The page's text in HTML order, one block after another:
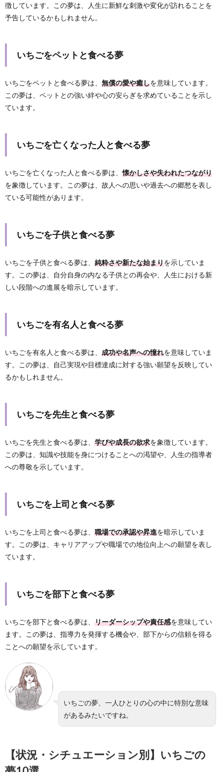
徴しています。この夢は、人生に新鮮な刺激や変化が訪れることを
予告しているかもしれません。
いちごをペットと食べる夢
いちごをペットと食べる夢は、 無償の愛や癒しを意味しています。
この夢は、ペットとの強い絆や心の安らぎを求めていることを示し
ています。
いちごを亡くなった人と食べる夢
いちごを亡くなった人と食べる夢は、懐かしさや失われたつながり
を象徴しています。この夢は、故人への思いや過去への郷愁を表し
ている可能性があります。
いちごを子供と食べる夢
いちごを子供と食べる夢は、 純粋さや新たな始まりを示していま
す。この夢は、自分自身の内なる子供との再会や、人生における新
しい段階への進展を暗示しています。
いちごを有名人と食べる夢
いちごを有名人と食べる夢は、 成功や名声への憧れを意味していま
す。この夢は、自己実現や目標達成に対する強い願望を反映してい
るかもしれません。
いちごを先生と食べる夢
いちごを先生と食べる夢は、 学びや成長の欲求を象徴しています。
この夢は、知識や技能を身につけることへの渇望や、人生の指導者
への尊敬を示しています。
いちごを上司と食べる夢
いちごを上司と食べる夢は、 職場での承認や昇進を暗示していま
す。この夢は、キャリアアップや職場での地位向上への願望を表し
ています。
いちごを部下と食べる夢
いちごを部下と食べる夢は、 リーダーシップや責任感を意味してい
ます。この夢は、指導力を発揮する機会や、部下からの信頼を得る
ことへの願望を示しています。
いちごの夢、一人ひとりの心の中に特別な意味
があるみたいですね。
【状況・シチュエーション別】いちごの